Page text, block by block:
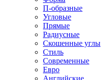
П-образные
Угловые
Прямые
Радиусные
Скошенные углы
Стиль
Современные
Евро
Английские